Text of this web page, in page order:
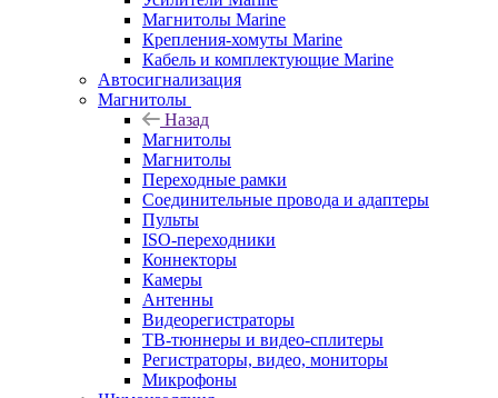
Магнитолы Marine
Крепления-хомуты Marine
Кабель и комплектующие Marine
Автосигнализация
Магнитолы
Назад
Магнитолы
Магнитолы
Переходные рамки
Соединительные провода и адаптеры
Пульты
ISO-переходники
Коннекторы
Камеры
Антенны
Видеорегистраторы
ТВ-тюннеры и видео-сплитеры
Регистраторы, видео, мониторы
Микрофоны